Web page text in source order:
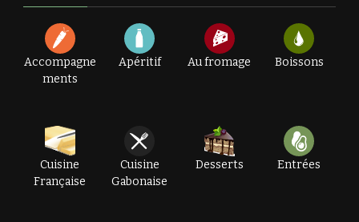
Accompagne
ments
Apéritif Au fromage Boissons
Cuisine
Française
Cuisine
Gabonaise
Desserts Entrées